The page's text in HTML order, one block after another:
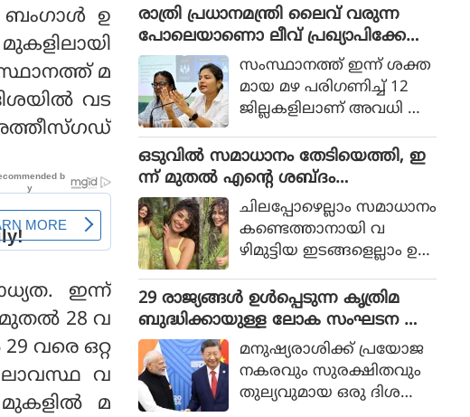
ബംഗാള്‍ ഉ
മ
വട
ഇന്ന്
മുതല്‍ 28 വ
വരെ ഒറ്റ
വ
മ
മൊഹ്സിന്‍ നഖ്വി
വ്യാഴാഴ്ച പറഞ്ഞു. കര
സേനാ മേധാവി ഫീല്‍ഡ്
മാര്‍ഷല്‍ സയ്യിദ് അസിം
മുനീറിന്റെ അടുത്ത
യാളായി അറിയപ്പെടുന്ന ന
ഖ്വി പാകിസ്ഥാന്റെ
കോക്രോച്ചുകള്‍ ഒ
ന്നിച്ചാല്‍ രാജ്യത്തെ മ
റിച്ചിടാന്‍ കഴിയുമെന്ന് പറ
ഞ്ഞു.
രാത്രി പ്രധാനമന്ത്രി ലൈവ് വരുന്ന
പോലെയാണൊ ലീവ് പ്രഖ്യാപിക്കേണ്ട
ത്, എറണാകുളം ജില്ലാ കളക്ടർ
ക്കെതിരെ വിമർശനം
സംസ്ഥാനത്ത് ഇന്ന് ശക്ത
മായ മഴ പരിഗണിച്ച് 12
ജില്ലകളിലാണ് അവധി പ്ര
ഒടുവില്‍ സമാധാനം തേടിയെത്തി, ഇ
ന്ന് മുതല്‍ എന്റെ ശബ്ദം
തിരെഞ്ഞെടുക്കുന്നു, പോസ്റ്റുമായി
അനുപമ പരമേശ്വരന്‍, ഒരു ബ്രെയ്ക്ക
പ്പ് മണക്കുന്നുവെന്ന് സോഷ്യല്‍
മീഡിയ
ചിലപ്പോഴെല്ലാം സമാധാനം
കണ്ടെത്താനായി വ
ഴിമുട്ടിയ ഇടങ്ങളെല്ലാം ഉ
രും.
29 രാജ്യങ്ങള്‍ ഉള്‍പ്പെടുന്ന കൃത്രിമ
ബുദ്ധിക്കായുള്ള ലോക സംഘടന ആ
രംഭിച്ച് ചൈന; ഇന്ത്യ ഇല്ലമനുഷ്യരാശിക്ക് പ്രയോജ
നകരവും സുരക്ഷിതവും
തുല്യവുമായ ഒരു ദിശ